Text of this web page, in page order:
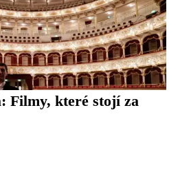
Filmy, které stojí za